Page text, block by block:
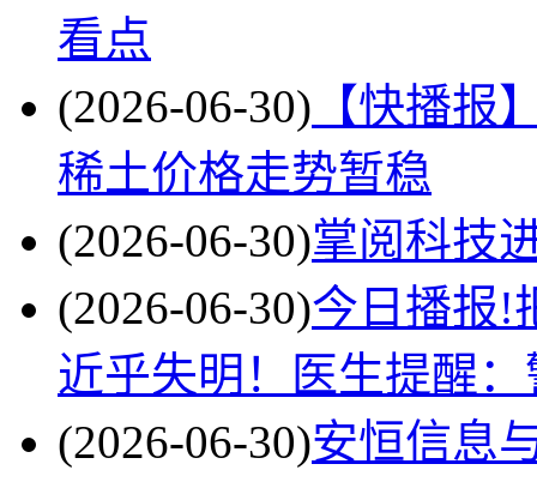
看点
(2026-06-30) 【快播报
稀土价格走势暂稳
(2026-06-30)掌阅科技
(2026-06-30)今日播报!
近乎失明！医生提醒：
(2026-06-30)安恒信息